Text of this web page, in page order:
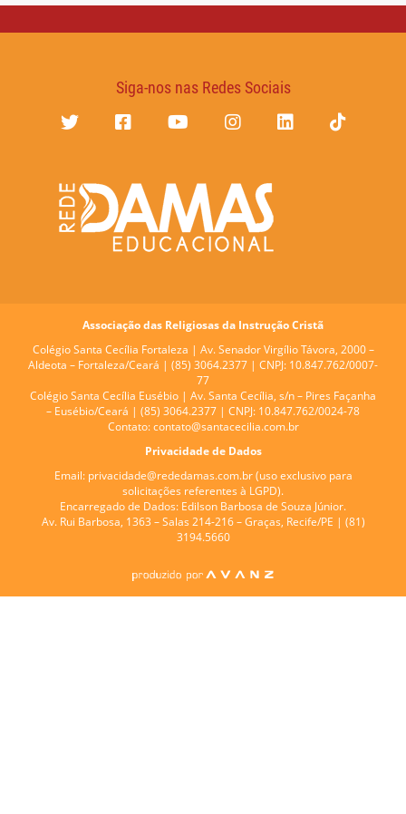
Siga-nos nas Redes Sociais
Associação das Religiosas da Instrução Cristã
Colégio Santa Cecília Fortaleza | Av. Senador Virgílio Távora, 2000 –
Aldeota – Fortaleza/Ceará | (85) 3064.2377 | CNPJ: 10.847.762/0007-
77
Colégio Santa Cecília Eusébio | Av. Santa Cecília, s/n – Pires Façanha
– Eusébio/Ceará | (85) 3064.2377 | CNPJ: 10.847.762/0024-78
Contato: contato@santacecilia.com.br
Privacidade de Dados
Email: privacidade@rededamas.com.br(uso exclusivo para
solicitações referentes à LGPD).
Encarregado de Dados: Edilson Barbosa de Souza Júnior.
Av. Rui Barbosa, 1363 – Salas 214-216 – Graças, Recife/PE | (81)
3194.5660